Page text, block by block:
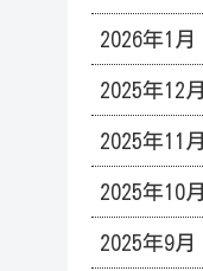
2026年1月
2025年12月
2025年11月
2025年10月
2025年9月